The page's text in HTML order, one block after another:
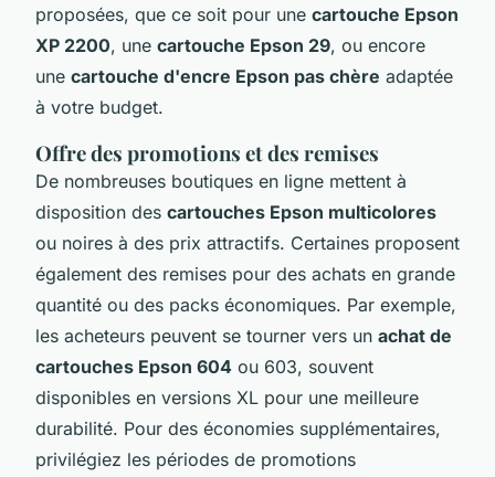
proposées, que ce soit pour une cartouche Epson
XP 2200, une cartouche Epson 29, ou encore
une cartouche d'encre Epson pas chère adaptée
à votre budget.
Offre des promotions et des remises
De nombreuses boutiques en ligne mettent à
disposition des cartouches Epson multicolores
ou noires à des prix attractifs. Certaines proposent
également des remises pour des achats en grande
quantité ou des packs économiques. Par exemple,
les acheteurs peuvent se tourner vers un achat de
cartouches Epson 604 ou 603, souvent
disponibles en versions XL pour une meilleure
durabilité. Pour des économies supplémentaires,
privilégiez les périodes de promotions